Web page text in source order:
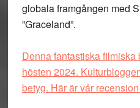
globala framgången med
”Graceland”.
Denna fantastiska
hösten 2024.
betyg. Här är vår